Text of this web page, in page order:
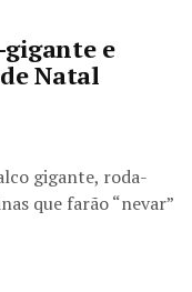
gigante e
Natal
gigante, roda-
que farão “nevar”